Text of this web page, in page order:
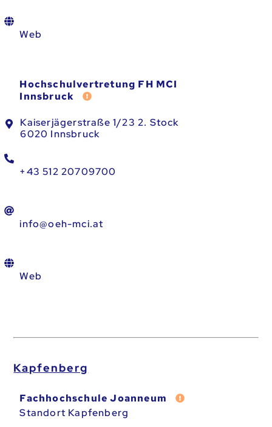
Web
Hochschulvertretung FH MCI
Innsbruck
Fehler melden
Kaiserjägerstraße 1/23 2. Stock
6020 Innsbruck
+43 512 20709700
info@oeh-mci.at
Web
Kapfenberg
Fachhochschule Joanneum
Fehler melden
Standort Kapfenberg